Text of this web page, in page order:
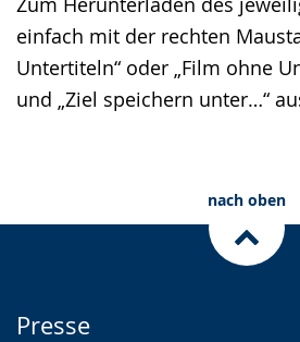
einfach mit der rechten
Untertiteln“ oder „Film ohne
und „Ziel speichern unter…“
nach oben
Presse